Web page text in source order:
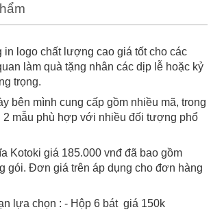
in logo chất lượng cao giá tốt cho các
làm quà tặng nhân các dịp lễ hoặc kỷ
trọng.
bên mình cung cấp gồm nhiều mã, trong
2 mẫu phù hợp với nhiều đối tượng phổ
Kotoki giá 185.000 vnđ đã bao gồm
gói. Đơn giá trên áp dụng cho đơn hàng
lựa chọn : - Hộp 6 bát giá 150k